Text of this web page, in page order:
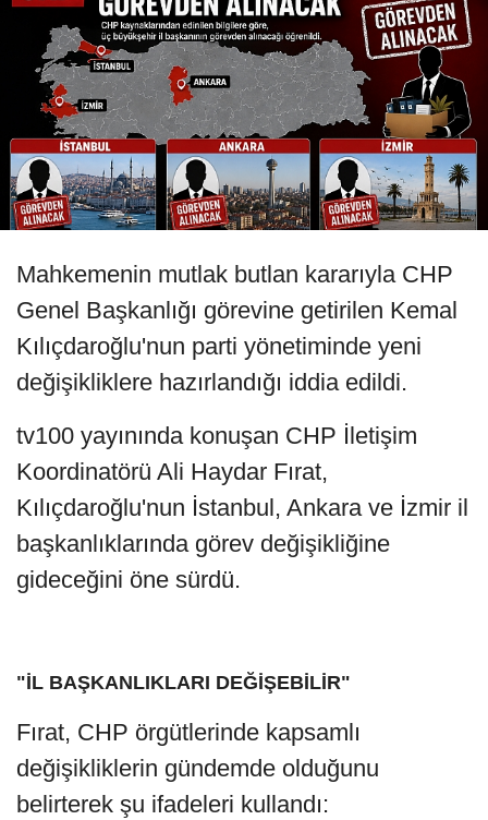
Mahkemenin mutlak butlan kararıyla CHP
Genel Başkanlığı görevine getirilen Kemal
Kılıçdaroğlu'nun parti yönetiminde yeni
değişikliklere hazırlandığı iddia edildi.
tv100 yayınında konuşan CHP İletişim
Koordinatörü Ali Haydar Fırat,
Kılıçdaroğlu'nun İstanbul, Ankara ve İzmir il
başkanlıklarında görev değişikliğine
gideceğini öne sürdü.
"İL BAŞKANLIKLARI DEĞİŞEBİLİR"
Fırat, CHP örgütlerinde kapsamlı
değişikliklerin gündemde olduğunu
belirterek şu ifadeleri kullandı: